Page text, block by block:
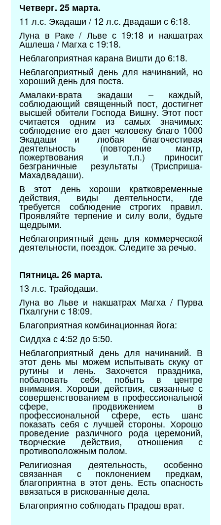
Четверг. 25 марта.
11 л.с. Экадаши / 12 л.с. Двадаши с 6:18.
Луна в Раке / Льве с 19:18 и накшатрах
Ашлеша / Магха с 19:18.
Неблагоприятная карана Вишти до 6:18.
Неблагоприятный день для начинаний, но
хороший день для поста.
Амалаки-врата экадаши – каждый,
соблюдающий священный пост, достигнет
высшей обители Господа Вишну. Этот пост
считается одним из самых значимых:
соблюдение его дает человеку благо 1000
Экадаши и любая благочестивая
деятельность (повторение мантр,
пожертвования и т.п.) приносит
безграничные результаты (Трисприша-
Махадвадаши).
В этот день хороши кратковременные
действия, виды деятельности, где
требуется соблюдение строгих правил.
Проявляйте терпение и силу воли, будьте
щедрыми.
Неблагоприятный день для коммерческой
деятельности, поездок. Следите за речью.
Пятница. 26 марта.
13 л.с. Трайодаши.
Луна во Льве и накшатрах Магха / Пурва
Пхалгуни с 18:09.
Благоприятная комбинационная йога:
Сиддха с 4:52 до 5:50.
Неблагоприятный день для начинаний. В
этот день мы можем испытывать скуку от
рутины и лень. Захочется праздника,
побаловать себя, побыть в центре
внимания. Хороши действия, связанные с
совершенствованием в профессиональной
сфере, продвижением в
профессиональной сфере, есть шанс
показать себя с лучшей стороны. Хорошо
проведение различного рода церемоний,
творческие действия, отношения с
противоположным полом.
Религиозная деятельность, особенно
связанная с поклонением предкам,
благоприятна в этот день. Есть опасность
ввязаться в рискованные дела.
Благоприятно соблюдать Прадош врат.